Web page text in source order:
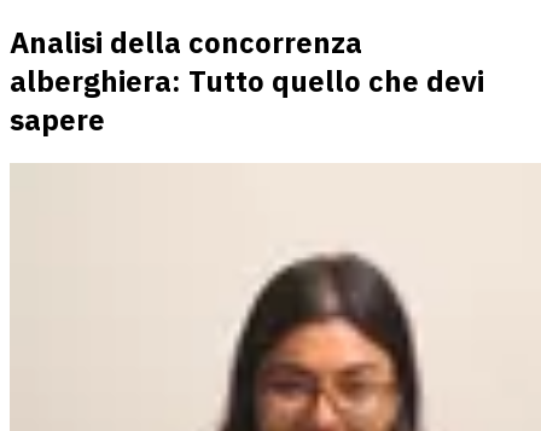
Analisi della concorrenza
alberghiera: Tutto quello che devi
sapere